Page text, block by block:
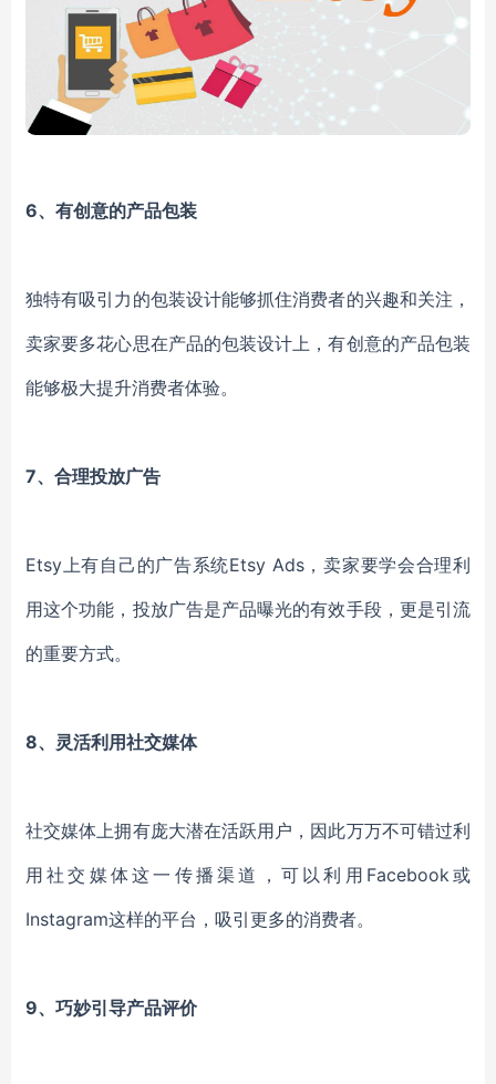
6、有创意的产品包装
独特有吸引力的包装设计能够抓住消费者的兴趣和关注，
卖家要多花心思在产品的包装设计上，有创意的产品包装
能够极大提升消费者体验。
7、合理投放广告
Etsy上有自己的广告系统Etsy Ads，卖家要学会合理利
用这个功能，投放广告是产品曝光的有效手段，更是引流
的重要方式。
8、灵活利用社交媒体
社交媒体上拥有庞大潜在活跃用户，因此万万不可错过利
用社交媒体这一传播渠道，可以利用 Facebook或
Instagram这样的平台 ，吸引更多的消费者。
9、 巧妙引导产品评价